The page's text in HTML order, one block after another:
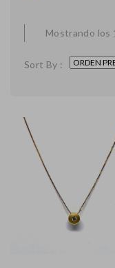
Mostrando los
Sort By :